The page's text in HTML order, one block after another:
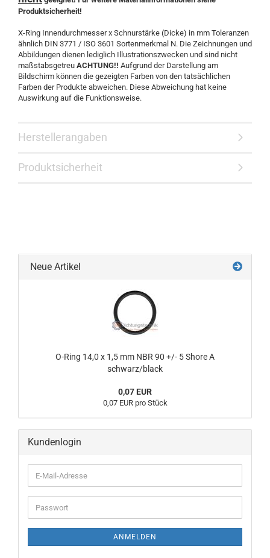
Produktsicherheit!
X-Ring Innendurchmesser x Schnurstärke (Dicke) in mm Toleranzen
ähnlich DIN 3771 / ISO 3601 Sortenmerkmal N. Die Zeichnungen und
Abbildungen dienen lediglich Illustrationszwecken und sind nicht
maßstabsgetreu ACHTUNG!! Aufgrund der Darstellung am
Bildschirm können die gezeigten Farben von den tatsächlichen
Farben der Produkte abweichen. Diese Abweichung hat keine
Auswirkung auf die Funktionsweise.
Herstellerangaben
Produktsicherheit
Neue Artikel
O-Ring 14,0 x 1,5 mm NBR 90 +/- 5 Shore A
schwarz/black
0,07 EUR
0,07 EUR pro Stück
Kundenlogin
E-
Mail-
Adresse
Passwort
ANMELDEN